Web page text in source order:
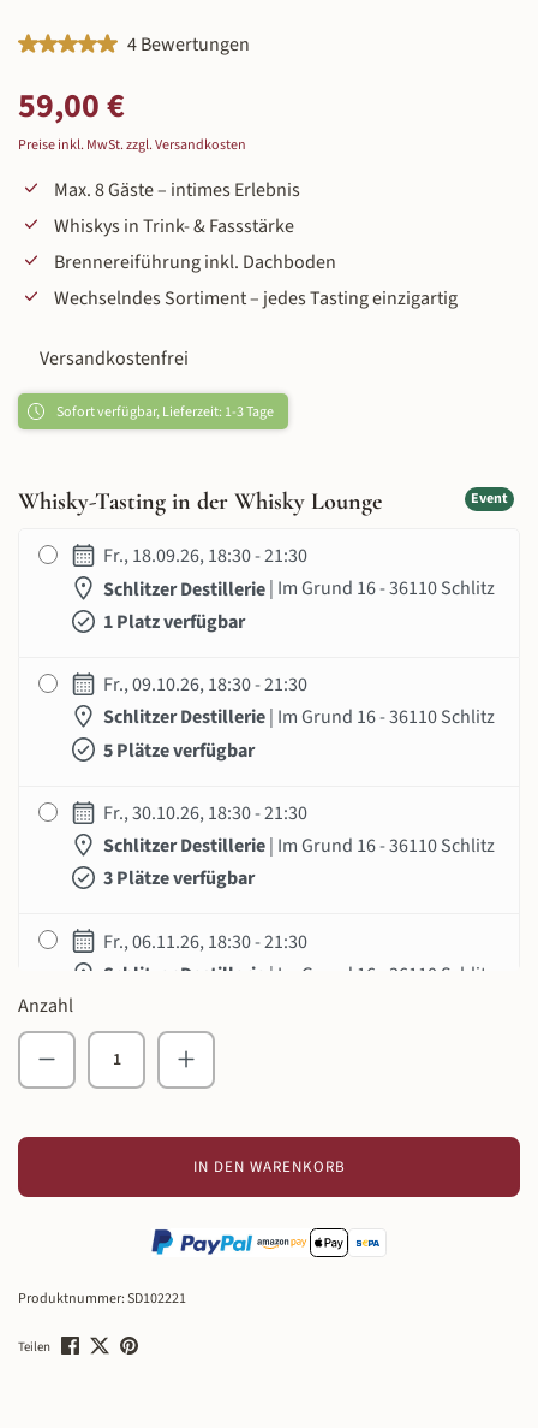
Durchschnittliche Bewertung von 5 von 5 Sternen
4 Bewertungen
Regulärer Preis:
59,00 €
Preise inkl. MwSt. zzgl. Versandkosten
Max. 8 Gäste – intimes Erlebnis
Whiskys in Trink- & Fassstärke
Brennereiführung inkl. Dachboden
Wechselndes Sortiment – jedes Tasting einzigartig
Versandkostenfrei
Sofort verfügbar, Lieferzeit: 1-3 Tage
Whisky-Tasting in der Whisky Lounge Event
Fr., 18.09.26, 18:30 - 21:30
Schlitzer Destillerie| Im Grund 16 - 36110 Schlitz
1 Platz verfügbar
Fr., 09.10.26, 18:30 - 21:30
Schlitzer Destillerie| Im Grund 16 - 36110 Schlitz
5 Plätze verfügbar
Fr., 30.10.26, 18:30 - 21:30
Schlitzer Destillerie| Im Grund 16 - 36110 Schlitz
3 Plätze verfügbar
Fr., 06.11.26, 18:30 - 21:30
Schlitzer Destillerie | Im Grund 16 - 36110 Schlitz
Fr., 13.11.26, 18:30 - 21:30
1 Platz verfügbar
Fr., 20.11.26, 18:30 - 21:30
Schlitzer Destillerie
| Im Grund 16 - 36110 Schlitz
5 Plätze verfügbar
Schlitzer Destillerie
Anzahl
Produkt Anzahl: Gib den gewünschten Wert
IN DEN WARENKORB
Produktnummer:SD102221
Teilen